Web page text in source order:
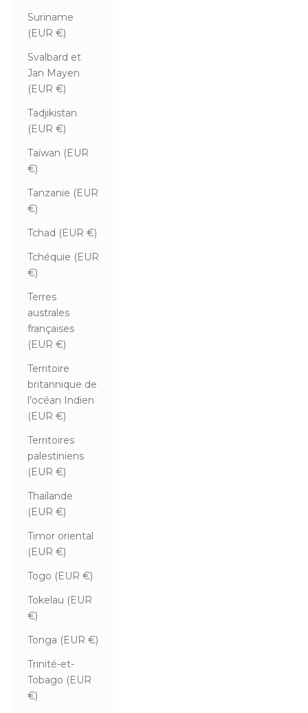
Suriname
(EUR €)
Svalbard et
Jan Mayen
(EUR €)
Tadjikistan
(EUR €)
Taïwan (EUR
€)
Tanzanie (EUR
€)
Tchad (EUR €)
Tchéquie (EUR
€)
Terres
australes
françaises
(EUR €)
Territoire
britannique de
l’océan Indien
(EUR €)
Territoires
palestiniens
(EUR €)
Thaïlande
(EUR €)
Timor oriental
(EUR €)
Togo (EUR €)
Tokelau (EUR
€)
Tonga (EUR €)
Trinité-et-
Tobago (EUR
€)